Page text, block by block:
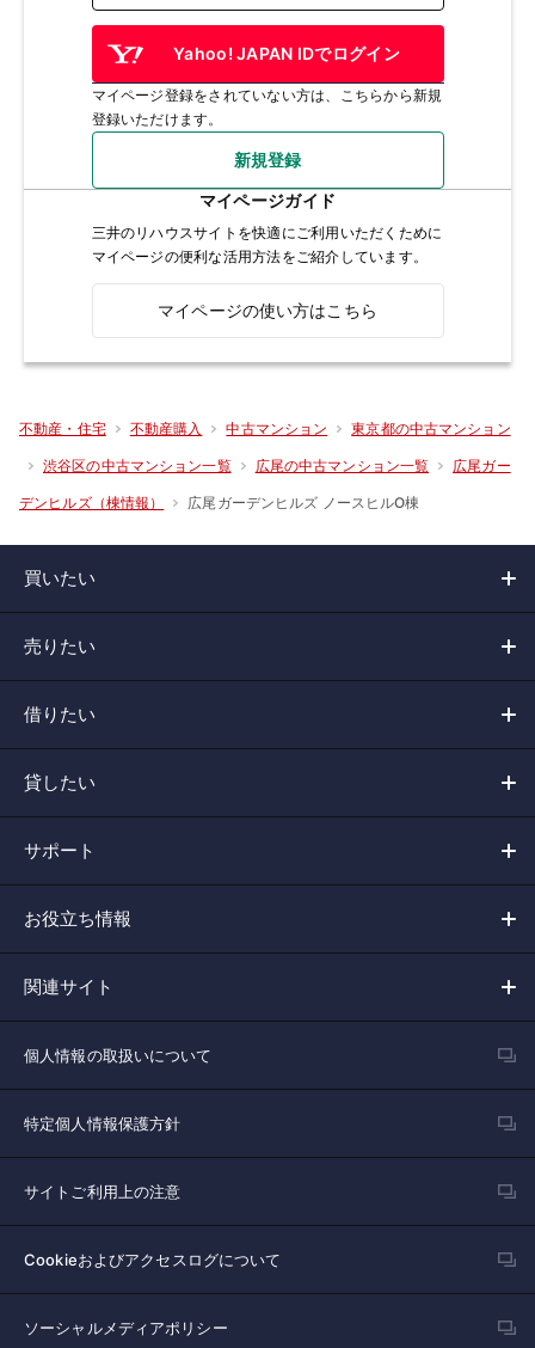
Yahoo! JAPAN IDでログイン
マイページ登録をされていない方は、こちらから新規
登録いただけます。
新規登録
マイページガイド
三井のリハウスサイトを快適にご利用いただくために
マイページの便利な活用方法をご紹介しています。
マイページの使い方はこちら
不動産・住宅 不動産購入 中古マンション 東京都の中古マンション
渋谷区の中古マンション一覧 広尾の中古マンション一覧 広尾ガー
デンヒルズ（棟情報） 広尾ガーデンヒルズ ノースヒルO棟
買いたい
売りたい
借りたい
貸したい
サポート
お役立ち情報
関連サイト
個人情報の取扱いについて
特定個人情報保護方針
サイトご利用上の注意
Cookieおよびアクセスログについて
ソーシャルメディアポリシー